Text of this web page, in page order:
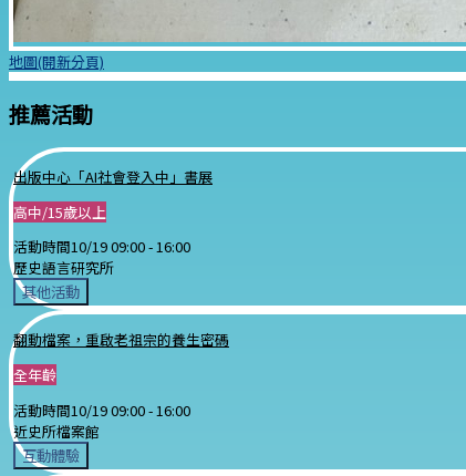
地圖(開新分頁)
推薦活動
出版中心「AI社會登入中」書展
高中/15歲以上
活動時間10/19 09:00 -16:00
歷史語言研究所
其他活動
翻動檔案，重啟老祖宗的養生密碼
全年齡
活動時間10/19 09:00 -16:00
近史所檔案館
互動體驗